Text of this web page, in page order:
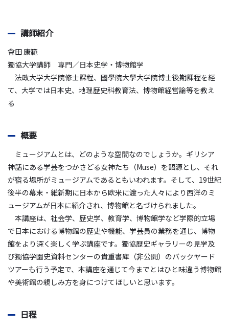
講師紹介
會田 康範
獨協大学講師 専門／日本史学・博物館学
法政大学大学院修士課程、國學院大學大学院博士後期課程を経
て、大学では日本史、地理歴史科教育法、博物館経営論等を教え
る
概要
ミュージアムとは、どのような空間なのでしょうか。ギリシア
神話にある学芸をつかさどる女神たち（Muse）を語源とし、それ
が宿る場所がミュージアムであるともいわれます。そして、19世紀
後半の幕末・維新期に日本から欧米に渡った人々により西洋のミ
ュージアムが日本に紹介され、博物館と名づけられました。
本講座は、社会学、歴史学、教育学、博物館学など学際的立場
で日本における博物館の歴史や機能、学芸員の業務を通じ、博物
館をより深く楽しく学ぶ講座です。獨協歴史ギャラリーの見学及
び獨協学園史資料センターの貴重書庫（非公開）のバックヤード
ツアーも行う予定で、本講座を通じて今までとはひと味違う博物館
や美術館の親しみ方を身につけてほしいと思います。
日程